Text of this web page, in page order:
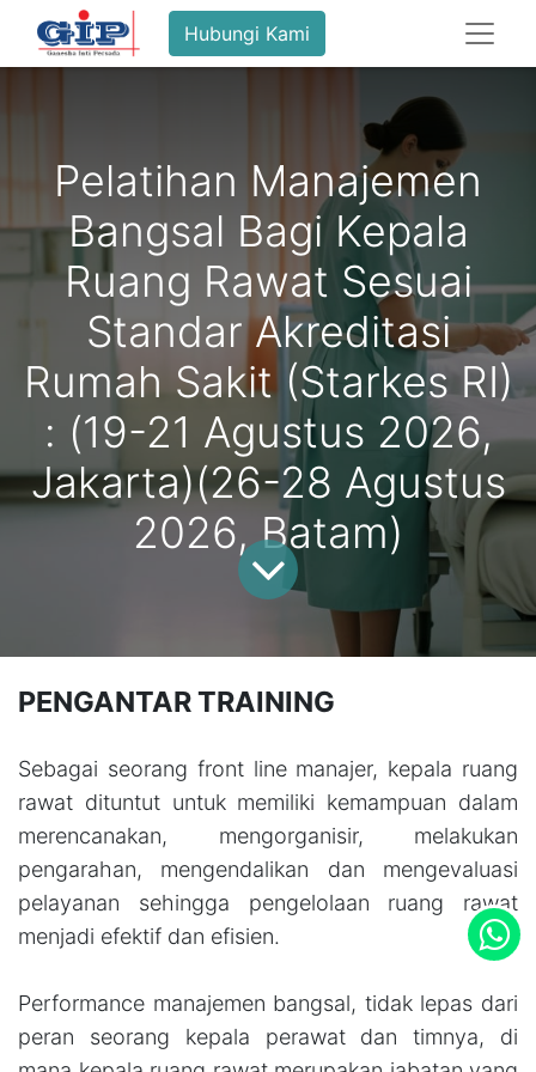
Hubungi Kami
Pelatihan Manajemen
Bangsal Bagi Kepala
Ruang Rawat Sesuai
Standar Akreditasi
Rumah Sakit (Starkes RI)
: (19-21 Agustus 2026,
Jakarta)(26-28 Agustus
2026, Batam)
PENGANTAR TRAINING
Sebagai seorang front line manajer, kepala ruang
rawat dituntut untuk memiliki kemampuan dalam
merencanakan, mengorganisir, melakukan
pengarahan, mengendalikan dan mengevaluasi
pelayanan sehingga pengelolaan ruang rawat
menjadi efektif dan efisien.
Performance manajemen bangsal, tidak lepas dari
peran seorang kepala perawat dan timnya, di